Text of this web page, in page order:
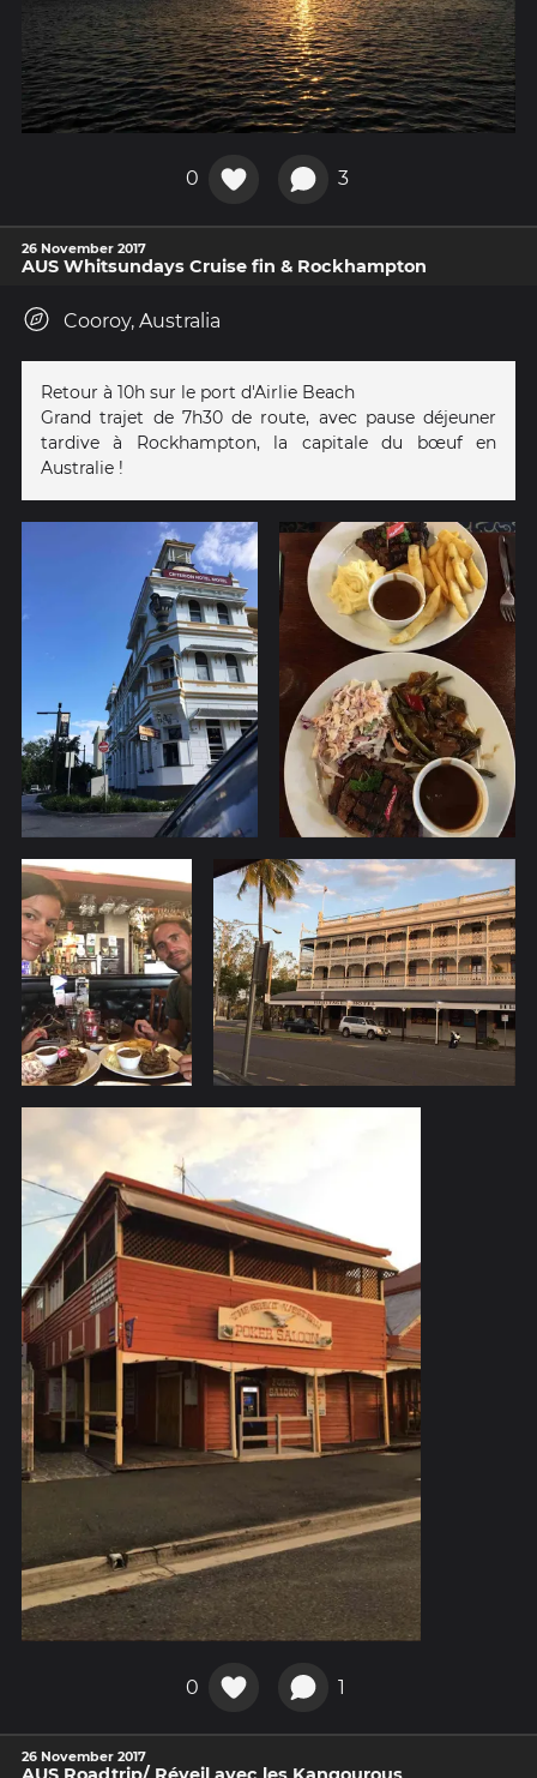
0 3
26 November 2017
AUS Whitsundays Cruise fin & Rockhampton
Cooroy, Australia
Retour à 10h sur le port d'Airlie Beach
Grand trajet de 7h30 de route, avec pause déjeuner
tardive à Rockhampton, la capitale du bœuf en
Australie !
0 1
26 November 2017